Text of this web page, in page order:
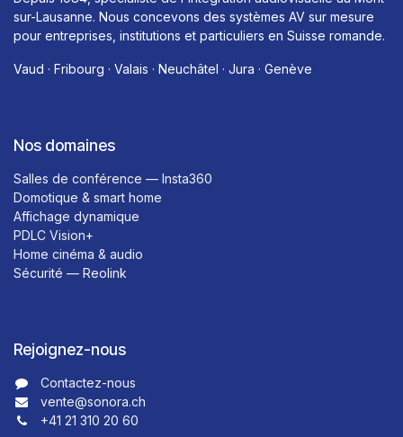
sur-Lausanne. Nous concevons des systèmes AV sur mesure
pour entreprises, institutions et particuliers en Suisse romande.
Vaud · Fribourg · Valais · Neuchâtel · Jura · Genève
Nos domaines
Salles de conférence — Insta360
Domotique & smart home
Affichage dynamique
PDLC Vision+
Home cinéma & audio
Sécurité — Reolink
Rejoignez-nous
Contactez-nous​​
vente@sonora.ch
+41 21 310 20 60